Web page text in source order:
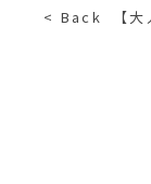
< Back
【